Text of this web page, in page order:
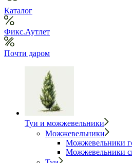
Каталог
Фикс.Аутлет
Почти даром
Туи и можжевельники
Можжевельники
Можжевельники
Можжевельники